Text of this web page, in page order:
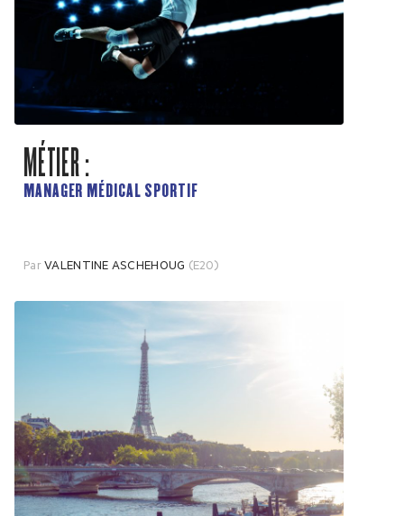
MÉTIER :
MANAGER MÉDICAL SPORTIF
Par VALENTINE ASCHEHOUG (E20)